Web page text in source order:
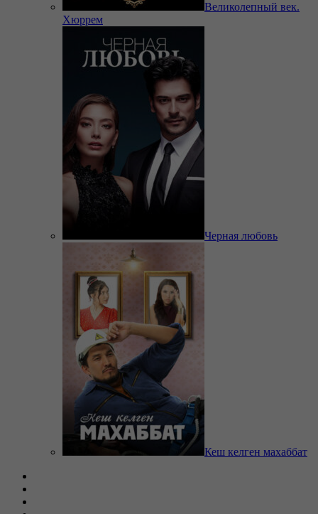
Великолепный век.
Хюррем
Черная любовь
Кеш келген махаббат